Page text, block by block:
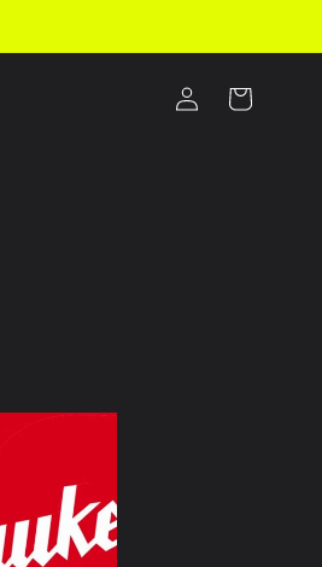
Log
ind
Indkøbskurv